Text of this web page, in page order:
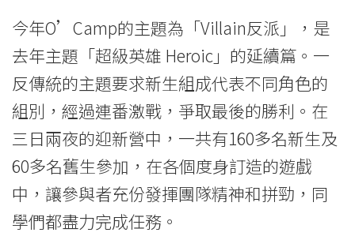
際
學
院
香
港
浸
今年O’Camp的主題為「Villain反派」，是
去年主題「超級英雄 Heroic」的延續篇。一
反傳統的主題要求新生組成代表不同角色的
組別，經過連番激戰，爭取最後的勝利。在
三日兩夜的迎新營中，一共有160多名新生及
60多名舊生參加，在各個度身訂造的遊戲
中，讓參與者充份發揮團隊精神和拼勁，同
學們都盡力完成任務。